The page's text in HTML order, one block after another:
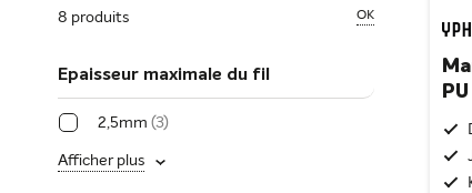
PU
8 produits OK
Epaisseur maximale du fil
2,5mm 3
Afficher plus